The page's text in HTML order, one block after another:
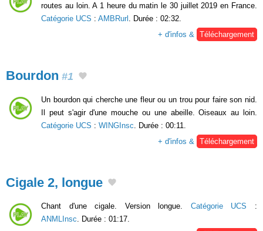
routes au loin. A 1 heure du matin le 30 juillet 2019 en France.
Catégorie UCS : AMBRurl
. Durée : 02:32.
+ d'infos &
Téléchargement
Bourdon #1
Un bourdon qui cherche une fleur ou un trou pour faire son nid.
Il peut s'agir d'une mouche ou une abeille. Oiseaux au loin.
Catégorie UCS : WINGInsc . Durée : 00:11.
+ d'infos &
Téléchargement
Cigale 2, longue
Chant d'une cigale. Version longue. Catégorie UCS :
ANMLInsc. Durée : 01:17.